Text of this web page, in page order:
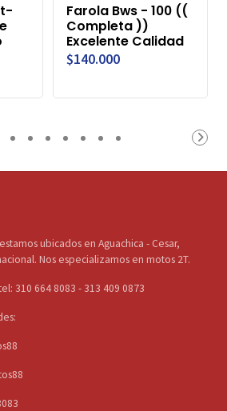
Farola Bws - 100 ((
Completa ))
Excelente Calidad
$140.000
ubicados en Aguachica - Cesar,
Nos especializamos en motos 2T.
310 664 8083 - 313 409 0873